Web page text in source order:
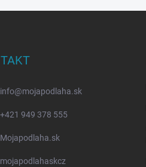
info@mojapodlaha.sk
+421 949 378 555
Mojapodlaha.sk
mojapodlahaskcz